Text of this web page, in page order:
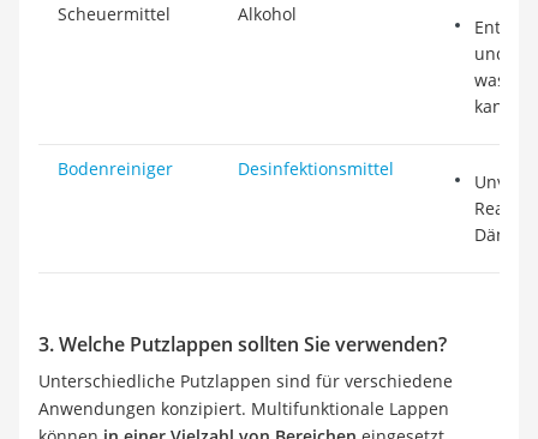
Scheuermittel Alkohol
und
was zu
kann
Bodenreiniger Desinfektionsmittel
3. Welche Putzlappen sollten Sie verwenden?
Unterschiedliche Putzlappen sind für verschiedene
Anwendungen konzipiert. Multifunktionale Lappen